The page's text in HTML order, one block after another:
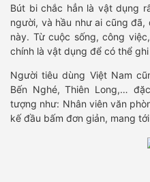
Bút bi chắc hẳn là vật dụng
người, và hầu như ai cũng
này. Từ cuộc sống, công
chính là vật dụng để có thể
Người tiêu dùng Việt Nam
Bến Nghé, Thiên Long,…
tượng như: Nhân viên văn
kế đầu bấm đơn giản, mang